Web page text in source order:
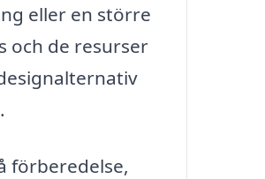
eller en större
och de resurser
förberedelse,